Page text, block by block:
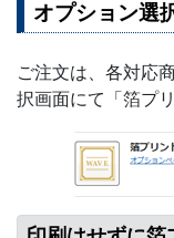
オプション選
ご注文は、各対応
択画面にて「箔プ